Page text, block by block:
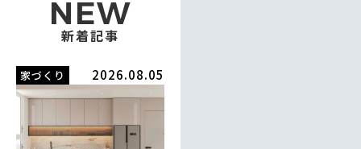
NEW
新着記事
家づくり 2026.08.05